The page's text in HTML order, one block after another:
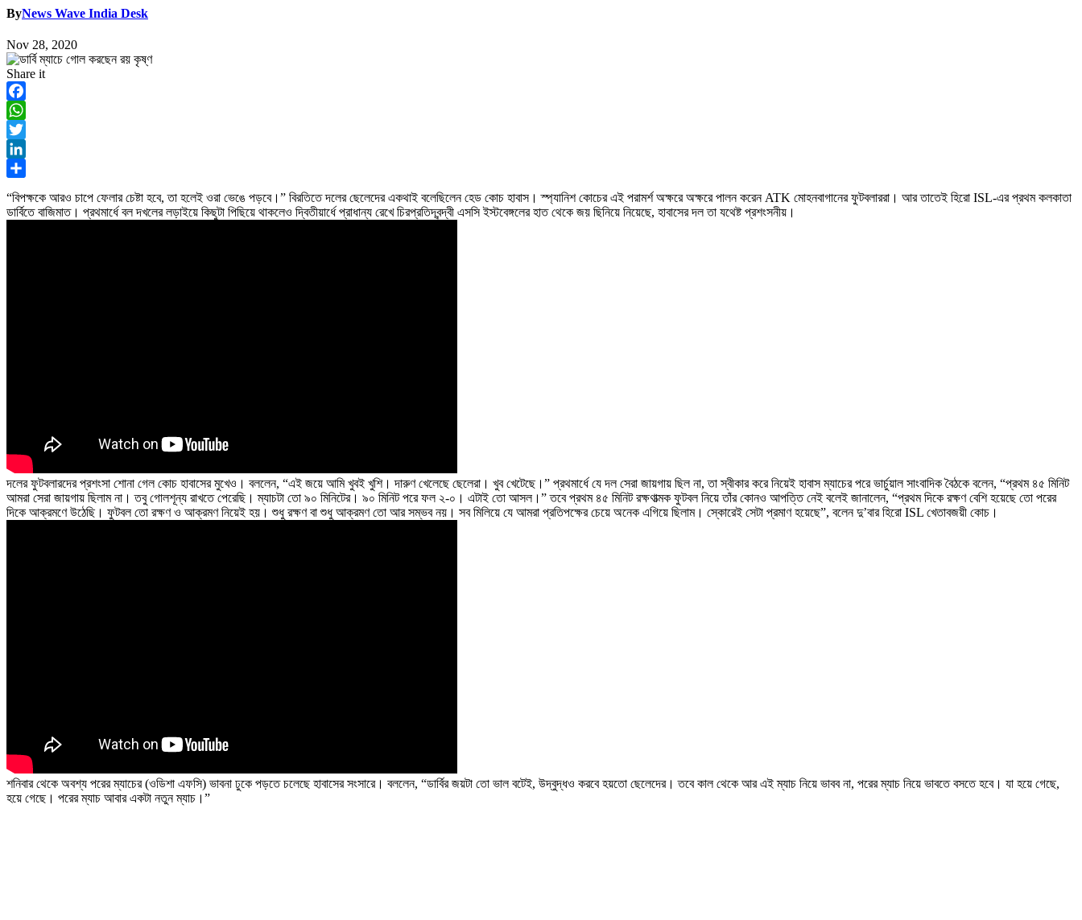
ByNews Wave India Desk
Nov 28, 2020
Share it
Facebook
WhatsApp
Twitter
LinkedIn
“বিপক্ষকে আরও চাপে ফেলার চেষ্টা হবে, তা হলেই ওরা ভেঙে পড়বে।” বিরতিতে দলের ছেলেদের একথাই বলেছিলেন হেড কোচ হাবাস। স্প্যানিশ কোচের এই পরামর্শ অক্ষরে অক্ষরে পালন করেন ATK মোহনবাগানের ফুটবলাররা। আর তাতেই হিরো ISL-এর প্রথম কলকাতা
ডার্বিতে বাজিমাত। প্রথমার্ধে বল দখলের লড়াইয়ে কিছুটা পিছিয়ে থাকলেও দ্বিতীয়ার্ধে প্রাধান্য রেখে চিরপ্রতিদ্বন্দ্বী এসসি ইস্টবেঙ্গলের হাত থেকে জয় ছিনিয়ে নিয়েছে, হাবাসের দল তা যথেষ্ট প্রশংসনীয়।
দলের ফুটবলারদের প্রশংসা শোনা গেল কোচ হাবাসের মুখেও। বললেন, “এই জয়ে আমি খুবই খুশি। দারুণ খেলেছে ছেলেরা। খুব খেটেছে।” প্রথমার্ধে যে দল সেরা জায়গায় ছিল না, তা স্বীকার করে নিয়েই হাবাস ম্যাচের পরে ভার্চুয়াল সাংবাদিক বৈঠকে বলেন, “প্রথম ৪৫ মিনিট
আমরা সেরা জায়গায় ছিলাম না। তবু গোলশূন্য রাখতে পেরেছি। ম্যাচটা তো ৯০ মিনিটের। ৯০ মিনিট পরে ফল ২-০। এটাই তো আসল।” তবে প্রথম ৪৫ মিনিট রক্ষণাত্মক ফুটবল নিয়ে তাঁর কোনও আপত্তি নেই বলেই জানালেন, “প্রথম দিকে রক্ষণ বেশি হয়েছে তো পরের
দিকে আক্রমণে উঠেছি। ফুটবল তো রক্ষণ ও আক্রমণ নিয়েই হয়। শুধু রক্ষণ বা শুধু আক্রমণ তো আর সম্ভব নয়। সব মিলিয়ে যে আমরা প্রতিপক্ষের চেয়ে অনেক এগিয়ে ছিলাম। স্কোরেই সেটা প্রমাণ হয়েছে”, বলেন দু’বার হিরো ISL খেতাবজয়ী কোচ।
শনিবার থেকে অবশ্য পরের ম্যাচের (ওডিশা এফসি) ভাবনা ঢুকে পড়তে চলেছে হাবাসের সংসারে। বললেন, “ডার্বির জয়টা তো ভাল বটেই, উদ্বুদ্ধও করবে হয়তো ছেলেদের। তবে কাল থেকে আর এই ম্যাচ নিয়ে ভাবব না, পরের ম্যাচ নিয়ে ভাবতে বসতে হবে। যা হয়ে গেছে,
হয়ে গেছে। পরের ম্যাচ আবার একটা নতুন ম্যাচ।”